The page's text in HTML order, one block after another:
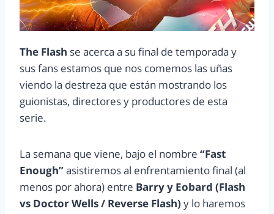
The Flash se acerca a su final de temporada y
sus fans estamos que nos comemos las uñas
viendo la destreza que están mostrando los
guionistas, directores y productores de esta
serie.
La semana que viene, bajo el nombre “Fast
Enough”asistiremos al enfrentamiento final (al
menos por ahora) entre Barry y Eobard (Flash
vs Doctor Wells / Reverse Flash) y lo haremos